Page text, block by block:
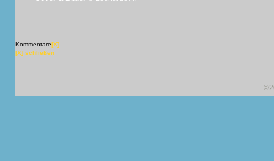
Kommentare[X]
[X] schließen